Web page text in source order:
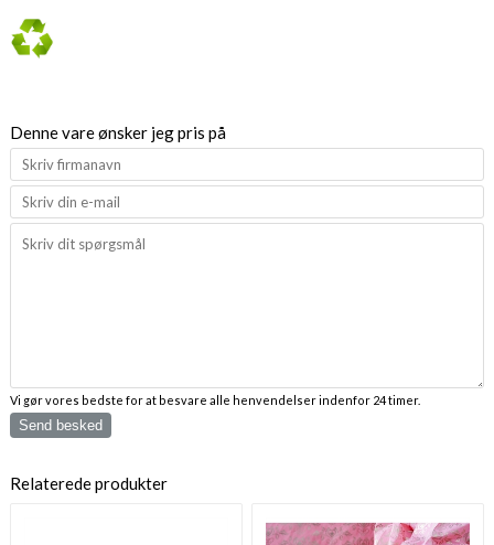
Denne vare ønsker jeg pris på
Vi gør vores bedste for at besvare alle henvendelser indenfor 24 timer.
Send besked
Relaterede produkter